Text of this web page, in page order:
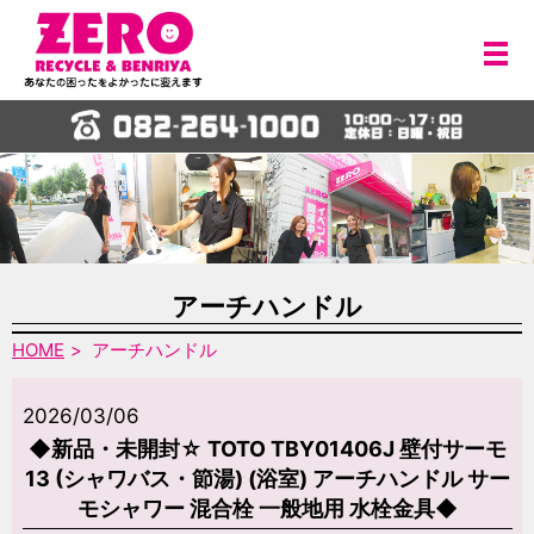
メ
アーチハンドル
HOME アーチハンドル
2026/03/06
◆新品・未開封☆ TOTO TBY01406J 壁付サーモ
13 (シャワバス・節湯) (浴室) アーチハンドル サー
モシャワー 混合栓 一般地用 水栓金具◆